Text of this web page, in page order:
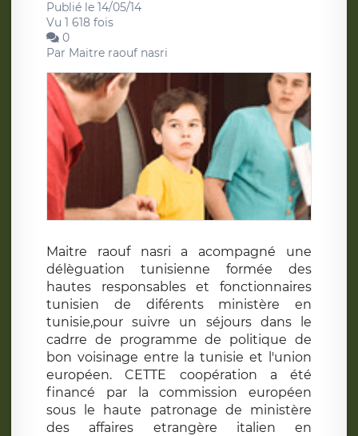
Publié le 14/05/14
Vu 1 618 fois
0
Par Maitre raouf nasri
Maitre raouf nasri a acompagné une
délèguation tunisienne formée des
hautes responsables et fonctionnaires
tunisien de diférents ministère en
tunisie,pour suivre un séjours dans le
cadrre de programme de politique de
bon voisinage entre la tunisie et l'union
européen. CETTE coopération a été
financé par la commission européen
sous le haute patronage de ministère
des affaires etrangère italien en